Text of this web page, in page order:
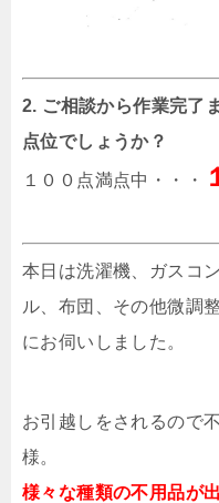
2. ご相談から作業完了
点位でしょうか？
１００点満点中・・・
本日は洗濯機、ガスコ
ル、布団、その他微調
にお伺いしました。
お引越しをされるので
様。
様々な種類の不用品が